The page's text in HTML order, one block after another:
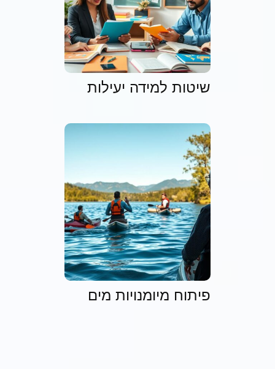
שיטות למידה יעילות
פיתוח מיומנויות מים